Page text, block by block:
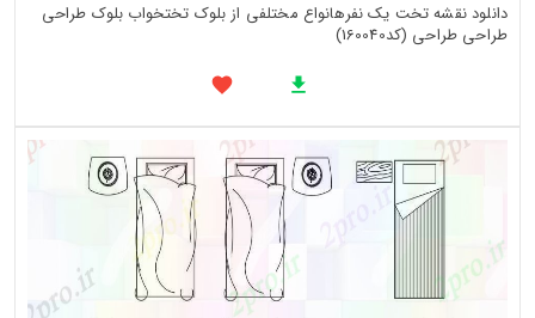
دانلود نقشه تخت یک نفرهانواع مختلفی از بلوک تختخواب بلوک طراحی
طراحی طراحی (کد160040)